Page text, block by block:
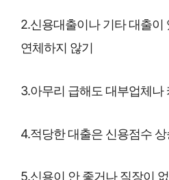
2.신용대출이나 기타 대출이
연체하지 않기
3.아무리 급해도 대부업체나
4.적당한 대출은 신용점수
5.신용이 안 좋거나 직장이